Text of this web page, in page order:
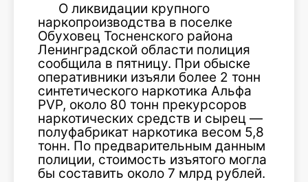
О ликвидации крупного
наркопроизводства в поселке
Обуховец Тосненского района
Ленинградской области полиция
сообщила в пятницу. При обыске
оперативники изъяли более 2 тонн
синтетического наркотика Альфа
PVP, около 80 тонн прекурсоров
наркотических средств и сырец —
полуфабрикат наркотика весом 5,8
тонн. По предварительным данным
полиции, стоимость изъятого могла
бы составить около 7 млрд рублей.